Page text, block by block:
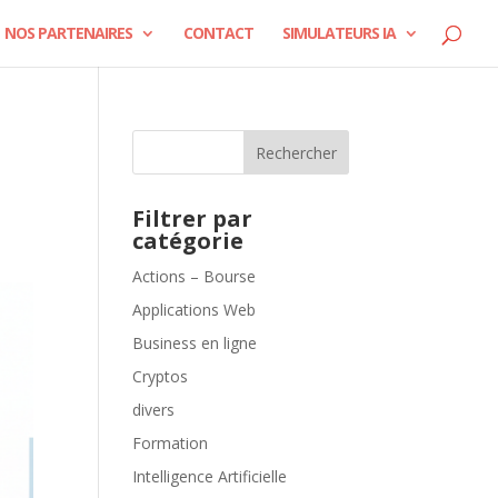
NOS PARTENAIRES CONTACT SIMULATEURS IA
Rechercher
Filtrer par
catégorie
Actions – Bourse
Applications Web
Business en ligne
Cryptos
divers
Formation
Intelligence Artificielle